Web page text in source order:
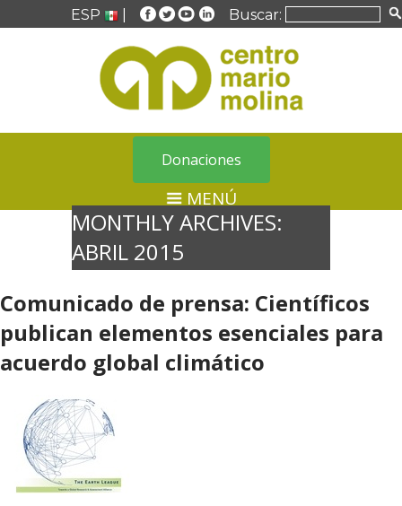
ESP Buscar:
Donaciones
MENÚ
MONTHLY ARCHIVES:
ABRIL 2015
Comunicado de prensa: Científicos
publican elementos esenciales para
acuerdo global climático